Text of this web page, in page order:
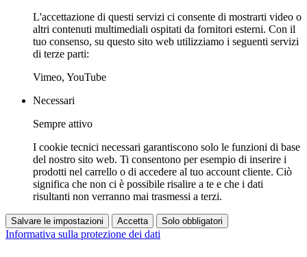
L'accettazione di questi servizi ci consente di mostrarti video o
altri contenuti multimediali ospitati da fornitori esterni. Con il
tuo consenso, su questo sito web utilizziamo i seguenti servizi
di terze parti:
Vimeo, YouTube
Necessari
Sempre attivo
I cookie tecnici necessari garantiscono solo le funzioni di base
del nostro sito web. Ti consentono per esempio di inserire i
prodotti nel carrello o di accedere al tuo account cliente. Ciò
significa che non ci è possibile risalire a te e che i dati
risultanti non verranno mai trasmessi a terzi.
Salvare le impostazioni Accetta Solo obbligatori
Informativa sulla protezione dei dati